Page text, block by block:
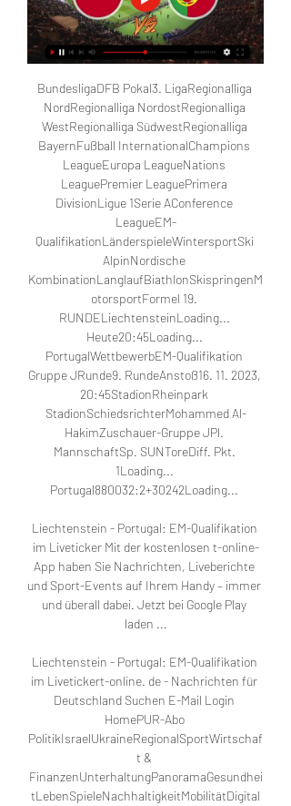
BundesligaDFB Pokal3. LigaRegionalliga
NordRegionalliga NordostRegionalliga
WestRegionalliga SüdwestRegionalliga
BayernFußball InternationalChampions
LeagueEuropa LeagueNations
LeaguePremier LeaguePrimera
DivisionLigue 1Serie AConference
LeagueEM-
QualifikationLänderspieleWintersportSki
AlpinNordische
KombinationLanglaufBiathlonSkispringenM
otorsportFormel 19.
RUNDELiechtensteinLoading...
Heute20:45Loading...
PortugalWettbewerbEM-Qualifikation
Gruppe JRunde9. RundeAnstoß16. 11. 2023,
20:45StadionRheinpark
StadionSchiedsrichterMohammed Al-
HakimZuschauer-Gruppe JPl.
MannschaftSp. SUNToreDiff. Pkt.
1Loading...
Portugal880032:2+30242Loading...
Liechtenstein - Portugal: EM-Qualifikation
im Liveticker Mit der kostenlosen t-online-
App haben Sie Nachrichten, Liveberichte
und Sport-Events auf Ihrem Handy – immer
und überall dabei. Jetzt bei Google Play
laden ...
Liechtenstein - Portugal: EM-Qualifikation
im Livetickert-online. de - Nachrichten für
Deutschland Suchen E-Mail Login
HomePUR-Abo
PolitikIsraelUkraineRegionalSportWirtschaf
t &
FinanzenUnterhaltungPanoramaGesundhei
tLebenSpieleNachhaltigkeitMobilitätDigital